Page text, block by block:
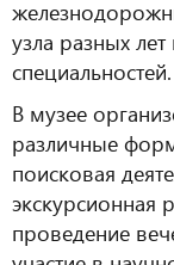
узла разных
специальностей.
В музее
различные
поисковая
экскурсионная
проведение